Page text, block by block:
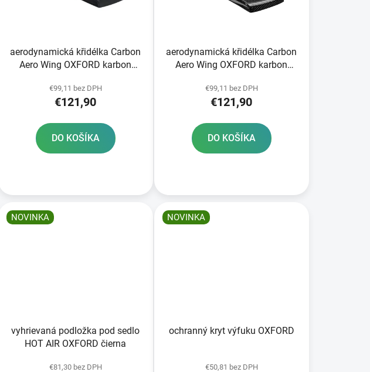
o
v
aerodynamická křidélka Carbon
Aero Wing OXFORD karbon
€99,11 bez DPH
€121,90
DO KOŠÍKA
aerodynamická křidélka Carbon
Aero Wing OXFORD karbon
€99,11 bez DPH
€121,90
DO KOŠÍKA
NOVINKA
vyhrievaná podložka pod sedlo
HOT AIR OXFORD čierna
€81,30 bez DPH
NOVINKA
ochranný kryt výfuku OXFORD
€50,81 bez DPH